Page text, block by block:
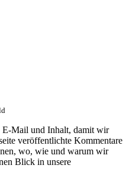
E-Mail und Inhalt, damit wir
veröffentlichte Kommentare
wo, wie und warum wir
Blick in unsere